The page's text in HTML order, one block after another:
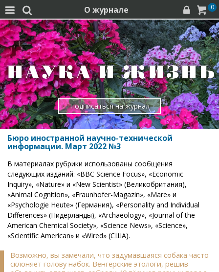
  О журнале   0
Подписаться на журнал
Бюро иностранной научно-технической
информации. Март 2022 №3
В материалах рубрики использованы сообщения
следующих изданий: «BBC Science Focus», «Economic
Inquiry», «Nature» и «New Scientist» (Великобритания),
«Animal Cognition», «Fraunhofer-Magazin», «Mare» и
«Psychologie Heute» (Германия), «Personality and Individual
Differences» (Нидерланды), «Archaeology», «Journal of the
American Chemical Society», «Science News», «Science»,
«Scientific American» и «Wired» (США).
Возможно, вы замечали, что задумавшаяся собака часто
склоняет голову набок. Венгерские этологи, решив